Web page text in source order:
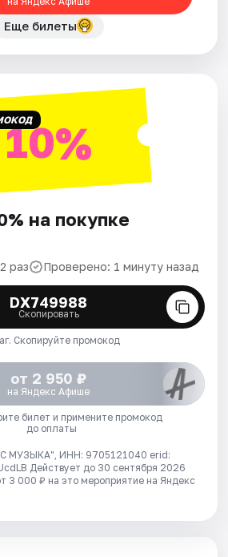
Еще билеты
10%
на покупке
раз Проверено: 1 минуту назад
DX749988
Скопировать
Скопируйте промокод
от 2 950 ₽
на Яндекс Афише
билет и примените промокод
до оплаты
МУЗЫКА", ИНН: 9705121040 erid:
Действует до 30 сентября 2026
3 000 ₽ на это мероприятие на Яндекс